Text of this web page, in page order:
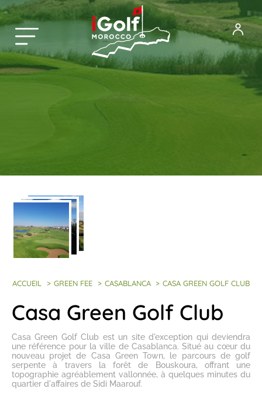
ACCUEIL > GREEN FEE > CASABLANCA > CASA GREEN GOLF CLUB
Casa Green Golf Club
Casa Green Golf Club est un site d'exception qui deviendra
une référence pour la ville de Casablanca. Situé au cœur du
nouveau projet de Casa Green Town, le parcours de golf
serpente à travers la forêt de Bouskoura, offrant une
topographie agréablement vallonnée, à quelques minutes du
quartier d'affaires de Sidi Maarouf.